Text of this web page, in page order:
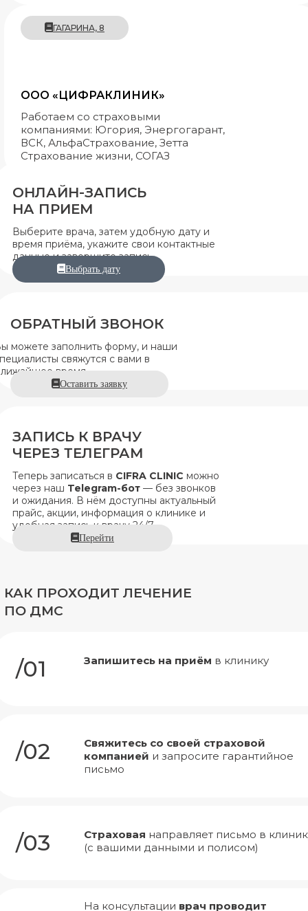
ГАГАРИНА, 8
ООО «ЦИФРАКЛИНИК»
Работаем со страховыми
компаниями: Югория, Энергогарант,
ВСК, АльфаСтрахование, Зетта
Страхование жизни, СОГАЗ
ОНЛАЙН-ЗАПИСЬ
НА ПРИЕМ
Выберите врача, затем удобную дату и
время приёма, укажите свои контактные
данные и завершите запись.
Выбрать дату
ОБРАТНЫЙ ЗВОНОК
можете заполнить форму, и наши
свяжутся с вами в
время.
Оставить заявку
ЗАПИСЬ К ВРАЧУ
ЧЕРЕЗ ТЕЛЕГРАМ
Теперь записаться в CIFRA CLINIC можно
через наш Telegram-бот — без звонков
и ожидания. В нём доступны актуальный
прайс, акции, информация о клинике и
удобная запись к врачу 24/7.
Перейти
КАК ПРОХОДИТ ЛЕЧЕНИЕ
ПО ДМС
/01 Запишитесь на приём в клинику
/02
Свяжитесь со своей страховой
компанией и запросите гарантийное
письмо
/03 Страховая направляет письмо в
(с вашими данными и полисом)
На консультации врач проводит